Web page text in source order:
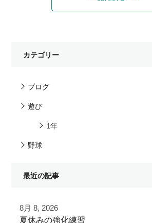
カテゴリー
ブログ
遊び
1年
野球
最近の記事
8月 8, 2026
夏休みの強化練習